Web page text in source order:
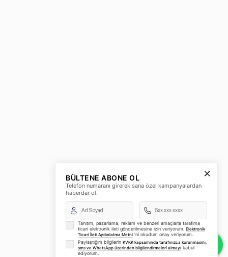
BÜLTENE ABONE OL
Telefon numaranı girerek sana özel kampanyalardan
haberdar ol.
Tanıtım, pazarlama, reklam ve benzeri amaçlarla tarafıma
ticari elektronik ileti gönderilmesine izin veriyorum. Elektronik
Ticari İleti Aydınlatma Metni 'ni okudum onay veriyorum.
Paylaştığım bilgilerin KVKK kapsamında tarafınızca korunmasını,
sms ve WhatsApp üzerinden bilgilendirmeleri almayı kabul
ediyorum.